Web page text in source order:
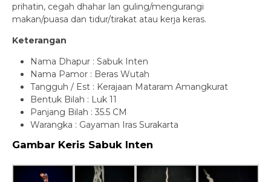
prihatin, cegah dhahar lan guling/mengurangi
makan/puasa dan tidur/tirakat atau kerja keras.
Keterangan
Nama Dhapur : Sabuk Inten
Nama Pamor : Beras Wutah
Tangguh / Est : Kerajaan Mataram Amangkurat
Bentuk Bilah : Luk 11
Panjang Bilah : 35.5 CM
Warangka : Gayaman Iras Surakarta
Gambar Keris Sabuk Inten